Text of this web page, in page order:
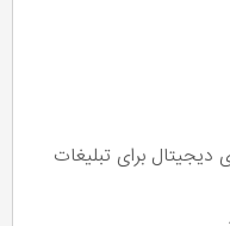
دیجیتال برای تبلیغات